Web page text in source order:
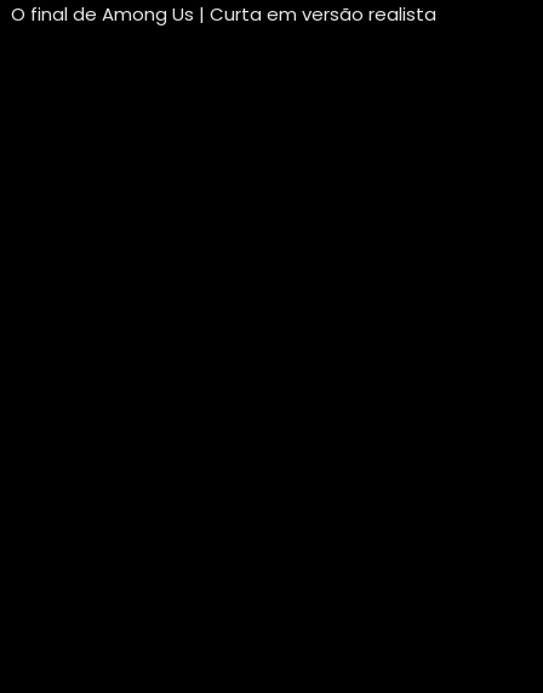
O final de Among Us | Curta em versão realista